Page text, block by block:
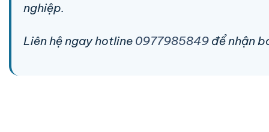
nghiệp.
Liên hệ ngay hotline 0977985849 để nhận